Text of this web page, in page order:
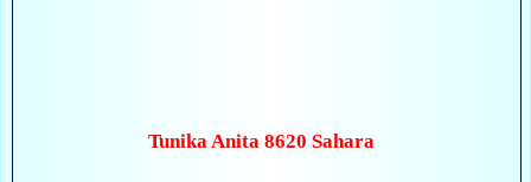
Tunika Anita 8620 Sahara